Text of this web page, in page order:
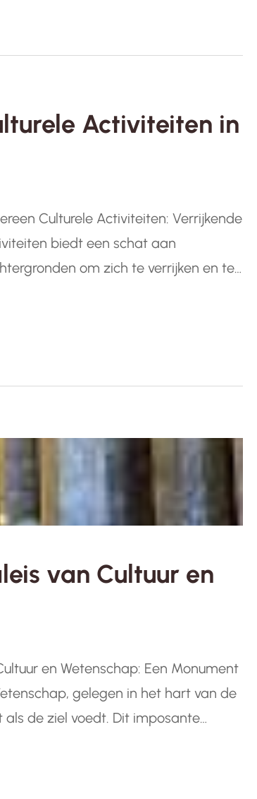
Activiteiten in
Culturele Activiteiten: Verrijkende
biedt een schat aan
om zich te verrijken en te
van Cultuur en
en Wetenschap: Een Monument
gelegen in het hart van de
de ziel voedt. Dit imposante